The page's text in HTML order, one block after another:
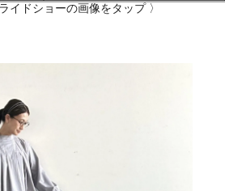
イドショーの画像をタップ 〉